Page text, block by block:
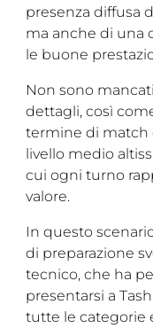
presenza diffusa
ma anche di una
le buone
Non sono
dettagli, così
termine di match
livello medio
cui ogni turno
valore.
In questo
di preparazione
tecnico, che ha
presentarsi a
tutte le categorie